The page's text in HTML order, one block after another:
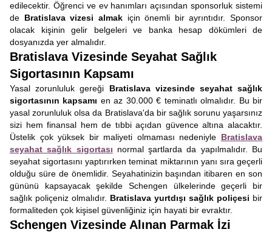
edilecektir. Öğrenci ve ev hanımları açısından sponsorluk sistemi
de Bratislava vizesi almak için önemli bir ayrıntıdır. Sponsor
olacak kişinin gelir belgeleri ve banka hesap dökümleri de
dosyanızda yer almalıdır.
Bratislava Vizesinde Seyahat Sağlık
Sigortasının Kapsamı
Yasal zorunluluk gereği Bratislava vizesinde seyahat sağlık
sigortasının kapsamı en az 30.000 € teminatlı olmalıdır. Bu bir
yasal zorunluluk olsa da Bratislava'da bir sağlık sorunu yaşarsınız
sizi hem finansal hem de tıbbi açıdan güvence altına alacaktır.
Üstelik çok yüksek bir maliyeti olmaması nedeniyle Bratislava
seyahat sağlık sigortası normal şartlarda da yapılmalıdır. Bu
seyahat sigortasını yaptırırken teminat miktarının yanı sıra geçerli
olduğu süre de önemlidir. Seyahatinizin başından itibaren en son
gününü kapsayacak şekilde Schengen ülkelerinde geçerli bir
sağlık poliçeniz olmalıdır. Bratislava yurtdışı sağlık poliçesi bir
formaliteden çok kişisel güvenliğiniz için hayati bir evraktır.
Schengen Vizesinde Alınan Parmak İzi